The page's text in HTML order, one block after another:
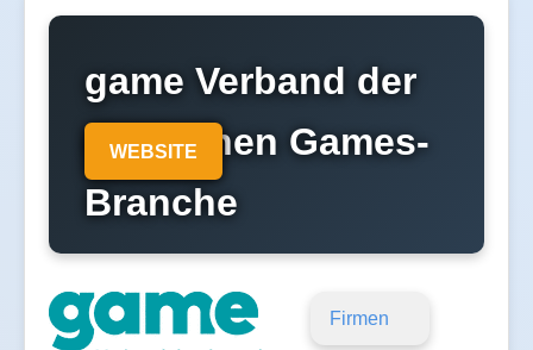
game Verband der
deutschen Games-
Branche
WEBSITE
Firmen